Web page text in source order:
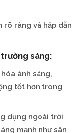
rõ ràng và hấp dẫn
sáng:
ánh sáng,
tốt hơn trong
dụng ngoài trời
mạnh như sân